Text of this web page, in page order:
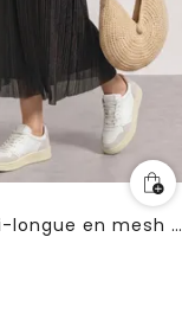
Jupe mi-longue en mesh à effet plissé